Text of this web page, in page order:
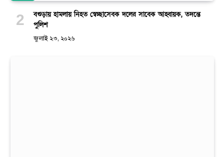
বগুড়ায় হামলায় নিহত স্বেচ্ছাসেবক দলের সাবেক আহ্বায়ক, তদন্তে
পুলিশ
জুলাই ২৩, ২০২৬